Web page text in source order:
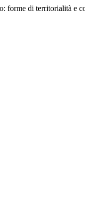
forme di territorialità